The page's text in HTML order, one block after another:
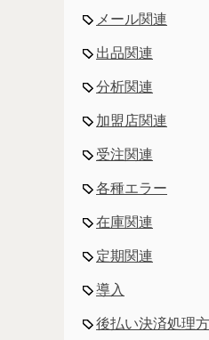
メール関連
出品関連
分析関連
加盟店関連
受注関連
各種エラー
在庫関連
定期関連
導入
後払い決済処理